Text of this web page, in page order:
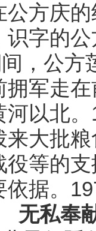
公方庆
字的
公方
军走
以北
来大批
等的
据。
无私奉